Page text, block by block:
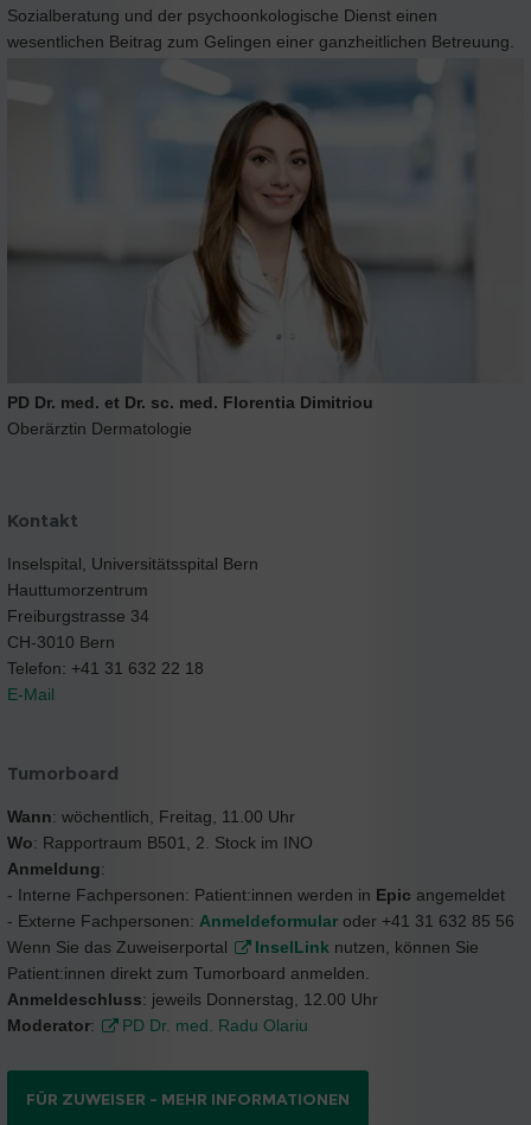
Sozialberatung und der psychoonkologische Dienst einen
wesentlichen Beitrag zum Gelingen einer ganzheitlichen Betreuung.
PD Dr. med. et Dr. sc. med. Florentia Dimitriou
Oberärztin Dermatologie
Kontakt
Inselspital, Universitätsspital Bern
Hauttumorzentrum
Freiburgstrasse 34
CH-3010 Bern
Telefon: +41 31 632 22 18
E-Mail
Tumorboard
Wann: wöchentlich, Freitag, 11.00 Uhr
Wo: Rapportraum B501, 2. Stock im INO
Anmeldung:
- Interne Fachpersonen: Patient:innen werden in Epic angemeldet
- Externe Fachpersonen: Anmeldeformular oder +41 31 632 85 56
Wenn Sie das Zuweiserportal
InselLink nutzen, können Sie
Patient:innen direkt zum Tumorboard anmelden.
Anmeldeschluss: jeweils Donnerstag, 12.00 Uhr
Moderator: PD Dr. med. Radu Olariu
FÜR ZUWEISER – MEHR INFORMATIONEN